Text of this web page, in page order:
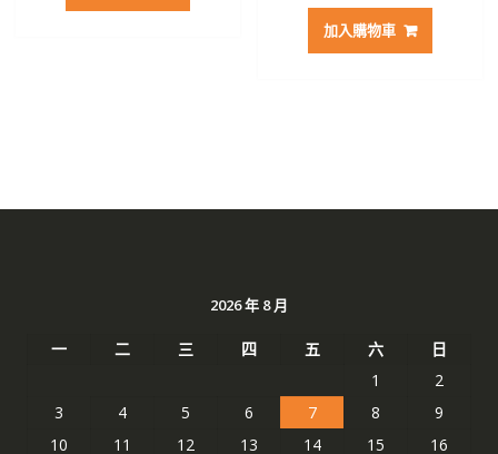
加入購物車
2026 年 8 月
一 二 三 四 五 六
日
1
2
3
4 5 6 7 8
9
10
11 12 13 14 15
16